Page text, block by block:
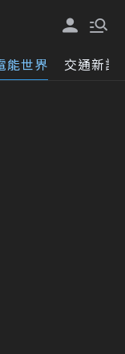
能世界 交通新訊